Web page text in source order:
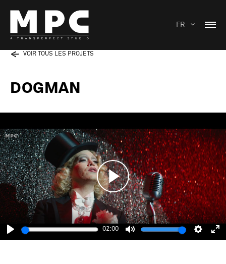
FR
VOIR TOUS LES PROJETS
DOGMAN
Play
02:00
Mute
Play